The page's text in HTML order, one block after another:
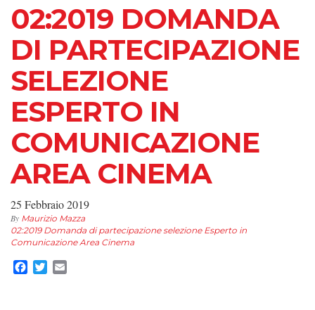
02:2019 DOMANDA
DI PARTECIPAZIONE
SELEZIONE
ESPERTO IN
COMUNICAZIONE
AREA CINEMA
25 Febbraio 2019
By Maurizio Mazza
02:2019 Domanda di partecipazione selezione Esperto in
Comunicazione Area Cinema
Facebook
Twitter